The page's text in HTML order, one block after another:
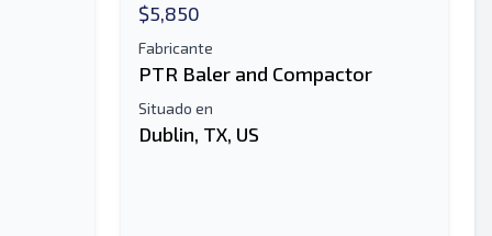
$5,850
Fabricante
PTR Baler and Compactor
Situado en
Dublin, TX, US